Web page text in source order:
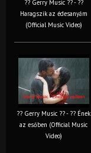
?? Gerry Music ?? - ??
Haragszik az édesanyám
(Official Music Video)
?? Gerry Music ?? - ?? Ének
az esőben (Official Music
Video)